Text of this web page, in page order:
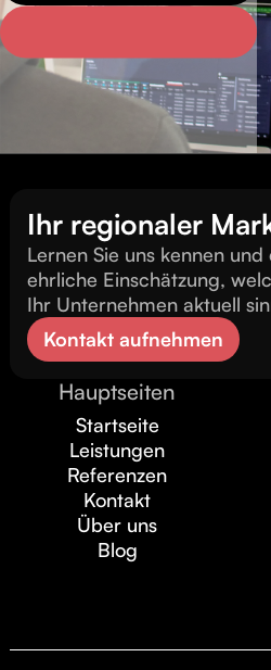
Ihr regionaler
Lernen Sie uns kennen
ehrliche Einschätzung,
Ihr Unternehmen aktuell
Kontakt aufnehmen
Hauptseiten
Startseite
Leistungen
Referenzen
Kontakt
Über uns
Blog